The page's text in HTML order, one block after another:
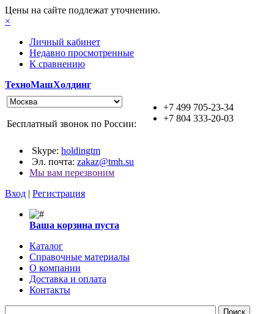
Цены на сайте подлежат уточнению.
×
Личный кабинет
Недавно просмотренные
К сравнению
ТехноМашХолдинг
+7 499 705-23-34
+7 804 333-20-03
Бесплатный звонок по России:
Skype: holdingtm
Эл. почта: zakaz@tmh.su
Мы вам перезвоним
Вход | Регистрация
Ваша корзина пуста
Каталог
Справочные материалы
О компании
Доставка и оплата
Контакты